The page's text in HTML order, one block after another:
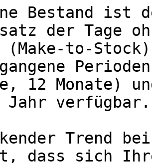
Bestand ist
der Tage
(Make-to-
12 Monate)
Jahr verfügbar.
Trend bei
dass sich